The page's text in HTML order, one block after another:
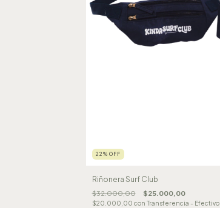
22 % OFF
Riñonera Surf Club
$32.000,00 $25.000,00
$20.000,00 con Transferencia - Efectivo